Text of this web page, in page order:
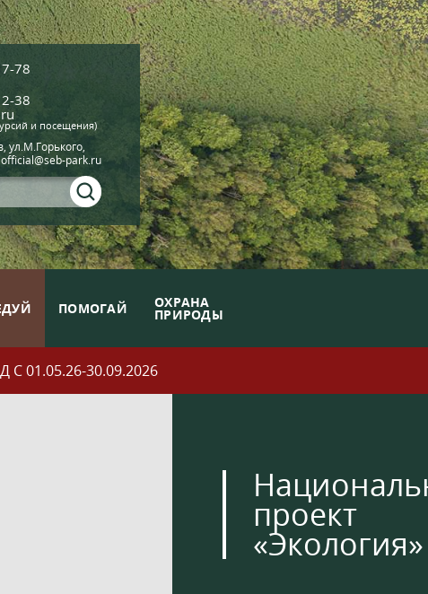
78
38
и посещения)
ул.М.Горького,
park.ru
ПОМОГАЙ ОХРАНА
ПРИРОДЫ
01.05.26-30.09.2026
проект
«Экология»